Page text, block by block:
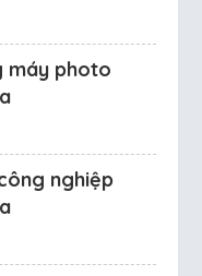
máy photo
nghiệp